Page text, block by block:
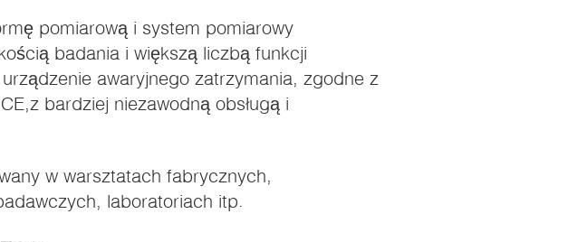
pomiarową i system pomiarowy
badania i większą liczbą funkcji
awaryjnego zatrzymania, zgodne z
bardziej niezawodną obsługą i
w warsztatach fabrycznych,
laboratoriach itp.